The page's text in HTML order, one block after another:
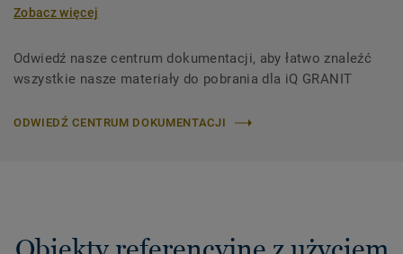
Zobacz więcej
Odwiedź nasze centrum dokumentacji, aby łatwo znaleźć
wszystkie nasze materiały do ​​pobrania dla iQ GRANIT
ODWIEDŹ CENTRUM DOKUMENTACJI